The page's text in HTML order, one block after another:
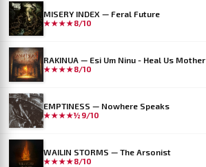
MISERY INDEX — Feral Future
★★★★8/10
RAKINUA — Esi Um Ninu - Heal Us Mother
★★★★8/10
EMPTINESS — Nowhere Speaks
★★★★½ 9/10
WAILIN STORMS — The Arsonist
★★★★8/10